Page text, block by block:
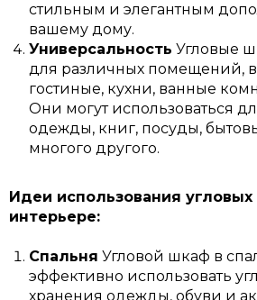
стильным и элегантным
вашему дому.
Универсальность Угловые
для различных помещений,
гостиные, кухни, ванные
Они могут использоваться
одежды, книг, посуды,
многого другого.
Идеи использования
интерьере:
Спальня Угловой шкаф в
эффективно использовать
хранения одежды, обуви и